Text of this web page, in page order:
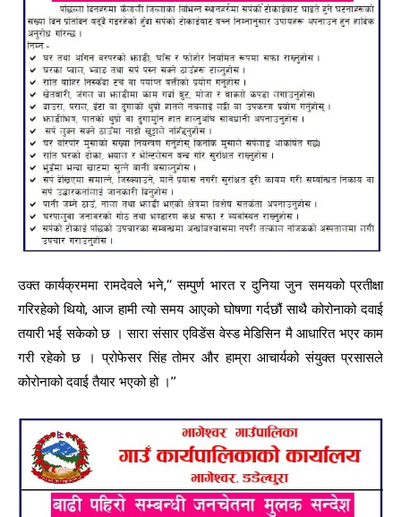
उक्त कार्यक्रममा रामदेवले भने,‘‘ सम्पुर्ण भारत र दुनिया जुन समयको प्रतीक्षा
गरिरहेको थियो, आज हामी त्यो समय आएको घोषणा गर्दछौं साथै कोरोनाको दवाई
तयारी भई सकेको छ । सारा संसार एविडेंस वेस्ड मेडिसिन मै आधारित भएर काम
गरी रहेको छ । प्रोफेसर सिंह तोमर और हाम्रा आचार्यको संयुक्त प्रसासले
कोरोनाको दवाई तैयार भएको हो ।’’